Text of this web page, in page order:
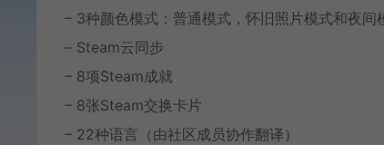
– 3种颜色模式：普通模式，怀旧照片模式和夜间
– Steam云同步
– 8项Steam成就
– 8张Steam交换卡片
– 22种语言（由社区成员协作翻译）